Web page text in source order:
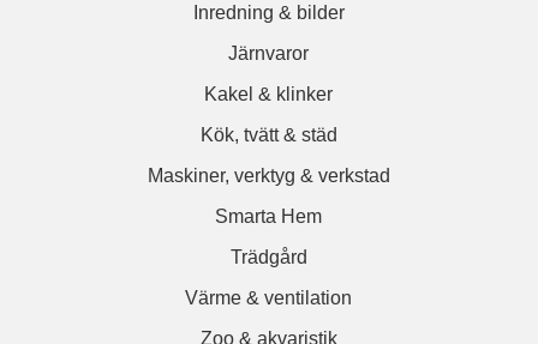
Inredning & bilder
Järnvaror
Kakel & klinker
Kök, tvätt & städ
Maskiner, verktyg & verkstad
Smarta Hem
Trädgård
Värme & ventilation
Zoo & akvaristik